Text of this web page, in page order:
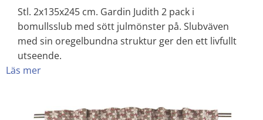
Stl. 2x135x245 cm. Gardin Judith 2 pack i
bomullsslub med sött julmönster på. Slubväven
med sin oregelbundna struktur ger den ett livfullt
utseende.
Läs mer